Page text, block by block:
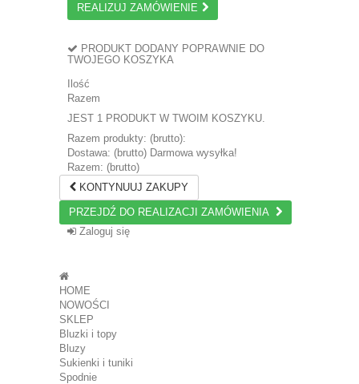
REALIZUJ ZAMÓWIENIE
PRODUKT DODANY POPRAWNIE DO
TWOJEGO KOSZYKA
Ilość
Razem
JEST 1 PRODUKT W TWOIM KOSZYKU.
Razem produkty: (brutto):
Dostawa: (brutto) Darmowa wysyłka!
Razem: (brutto)
KONTYNUUJ ZAKUPY
PRZEJDŹ DO REALIZACJI ZAMÓWIENIA
Zaloguj się
HOME
NOWOŚCI
SKLEP
Bluzki i topy
Bluzy
Sukienki i tuniki
Spodnie